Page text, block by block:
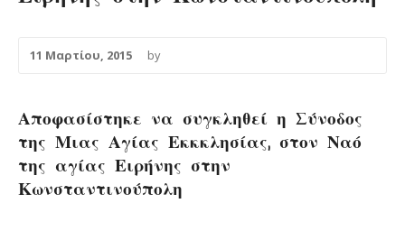
11 Μαρτίου, 2015 by
Αποφασίστηκε να συγκληθεί η Σύνοδος
της Μιας Αγίας Εκκκλησίας, στον Ναό
της αγίας Ειρήνης στην
Κωνσταντινούπολη